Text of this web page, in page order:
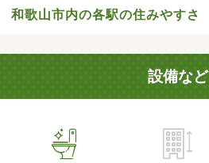
和歌山市内の各駅の住みやすさ
設備など